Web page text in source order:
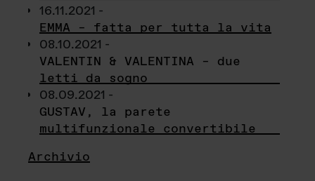
16.11.2021 -
EMMA – fatta per tutta la vita
08.10.2021 -
VALENTIN & VALENTINA – due
letti da sogno
08.09.2021 -
GUSTAV, la parete
multifunzionale convertibile
Archivio